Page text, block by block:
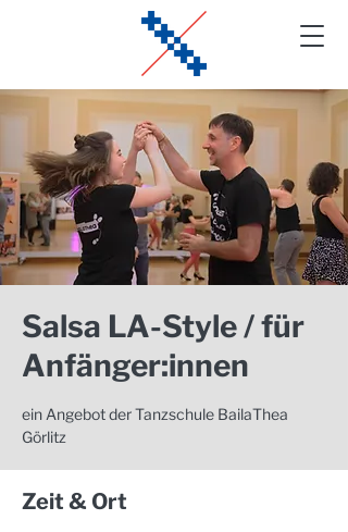
Salsa LA-Style / für
Anfänger:innen
ein Angebot der Tanzschule BailaThea
Görlitz
Zeit & Ort